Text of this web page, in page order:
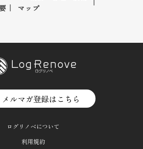
マップ
メルマガ登録はこちら
ログリノベについて
利用規約